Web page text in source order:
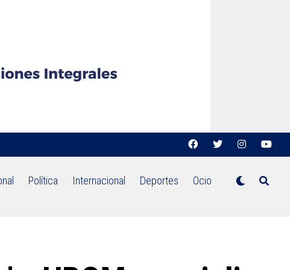
Política Internacional Deportes Ocio